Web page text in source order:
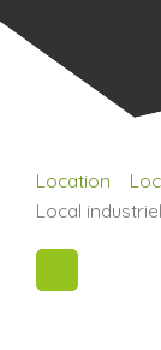
Location
Local